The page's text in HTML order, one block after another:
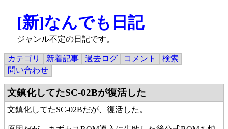
[新]なんでも日記
ジャンル不定の日記です。
カテゴリ 新着記事 過去ログ コメント
検索
問い合わせ
文鎮化してたSC-02Bが復活した
文鎮化してたSC-02Bだが、復活した。